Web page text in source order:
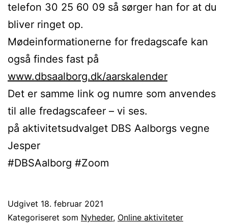
telefon 30 25 60 09 så sørger han for at du
bliver ringet op.
Mødeinformationerne for fredagscafe kan
også findes fast på
www.dbsaalborg.dk/aarskalender
Det er samme link og numre som anvendes
til alle fredagscafeer – vi ses.
på aktivitetsudvalget DBS Aalborgs vegne
Jesper
#DBSAalborg #Zoom
Udgivet 18. februar 2021
Kategoriseret som Nyheder, Online aktiviteter